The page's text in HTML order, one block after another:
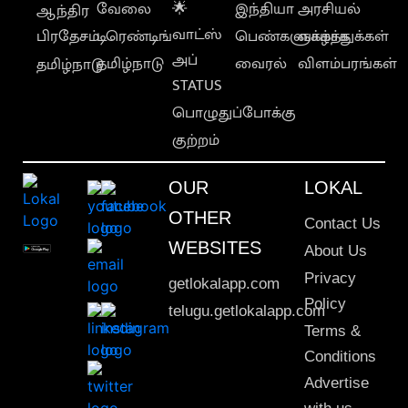
ஆந்திர
பிரதேசம்
தமிழ்நாடு
வேலை
டிரெண்டிங்
தமிழ்நாடு
🌟
வாட்ஸ்
அப்
STATUS
பொழுதுப்போக்கு
குற்றம்
இந்தியா
பெண்களுக்காக
வைரல்
அரசியல்
வாழ்த்துக்கள்
விளம்பரங்கள்
OUR
OTHER
WEBSITES
getlokalapp.com
telugu.getlokalapp.com
LOKAL
Contact Us
About Us
Privacy
Policy
Terms &
Conditions
Advertise